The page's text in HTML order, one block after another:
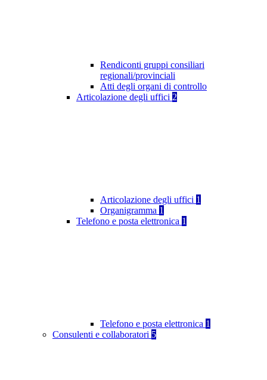
Rendiconti gruppi consiliari
regionali/provinciali
Atti degli organi di controllo
Articolazione degli uffici 2
Articolazione degli uffici 1
Organigramma 1
Telefono e posta elettronica 1
Telefono e posta elettronica 1
Consulenti e collaboratori 5